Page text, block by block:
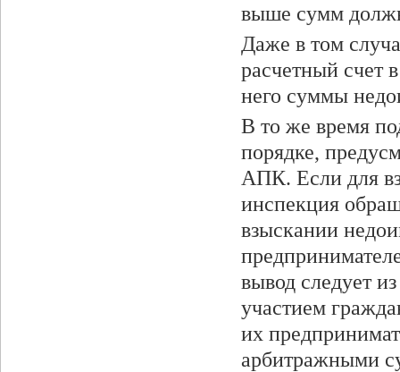
выше сумм
Даже в том
расчетный счет
него суммы
В то же время
порядке,
АПК. Если для
инспекция
взыскании
вывод следует
участием
их
арбитражными